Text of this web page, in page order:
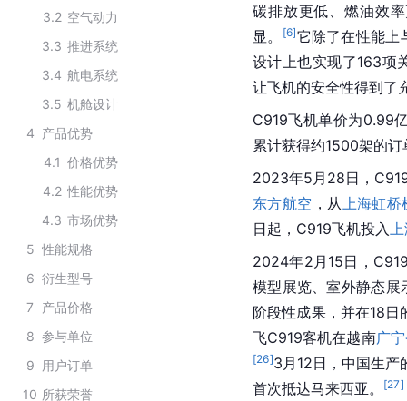
3.2 空气动力
3.3 推进系统
3.4 航电系统
3.5 机舱设计
4 产品优势
4.1 价格优势
4.2 性能优势
4.3 市场优势
5 性能规格
6 衍生型号
7
产品价格
8 参与单位
9
用户订单
10 所获荣誉
碳排放更低、燃油效
显。
[6]它除了在性能上
设计上也实现了163项
让飞机的安全性得到了
C919飞机单价为0.99
累计获得约1500架的订
2023年5月28日，
东方航空 ，从 上海虹
日起，C919飞机投入
2024年2月15日，
模型展览、室外静态
阶段性成果，并在18
飞C919客机在越南广
[26]3月12日，中国生产
首次抵达马来西亚。
[27]